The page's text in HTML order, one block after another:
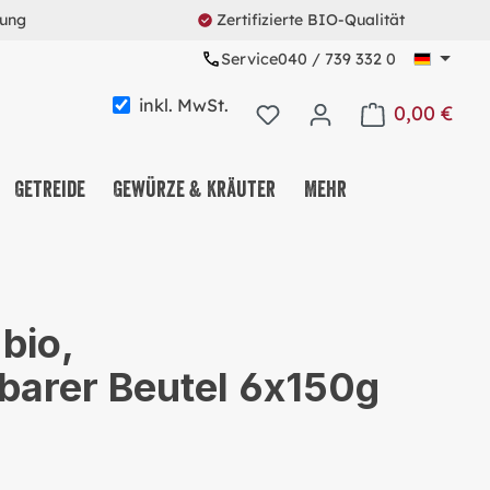
Zertifizierte BIO-Qualität
Service040 / 739 332 0
inkl. MwSt. 0,00 €
Warenkorb
Getreide Gewürze & Kräuter Mehr
SAATENMIX
NASCHEREIEN & SNACKS
Beutel 6x150g